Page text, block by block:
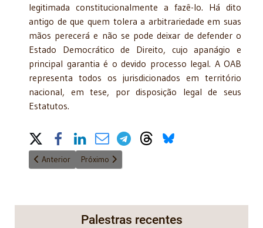
legitimada constitucionalmente a fazê-lo. Há dito
antigo de que quem tolera a arbitrariedade em suas
mãos perecerá e não se pode deixar de defender o
Estado Democrático de Direito, cujo apanágio e
principal garantia é o devido processo legal. A OAB
representa todos os jurisdicionados em território
nacional, em tese, por disposição legal de seus
Estatutos.
Share on Social Media
Artigo anterior: Reduzir desemprego jovem requer engajamento
Anterior Próximo artigo: Imunidade na integralização do
Próximo
Palestras recentes